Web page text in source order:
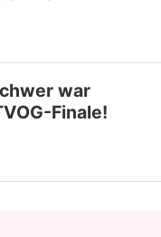
war
Finale!